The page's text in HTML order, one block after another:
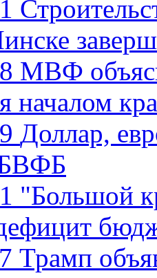
МВФ
началом
Доллар,
БВФБ
"Большой
Трамп